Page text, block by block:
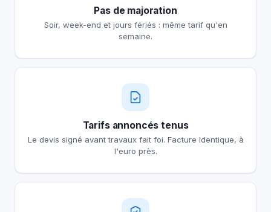
Pas de majoration
Soir, week-end et jours fériés : même tarif qu'en
semaine.
Tarifs annoncés tenus
Le devis signé avant travaux fait foi. Facture identique, à
l'euro près.